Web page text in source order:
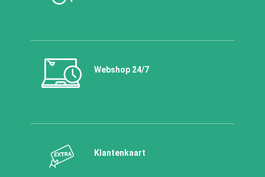
Webshop 24/7
Klantenkaart